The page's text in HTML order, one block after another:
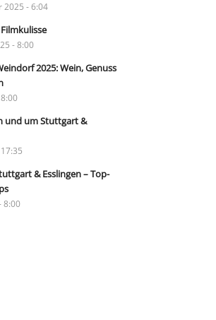
2025 - 6:04
- 8:00
2025: Wein, Genuss
und um Stuttgart &
& Esslingen – Top-
8:00